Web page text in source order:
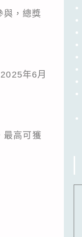
與，總獎
年6月
最高可獲